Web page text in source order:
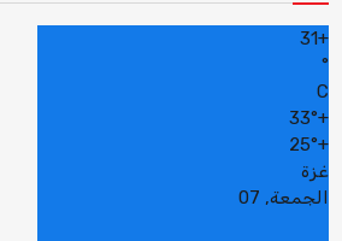
+
31
°
C
+
33°
+
25°
غزة
الجمعة, 07